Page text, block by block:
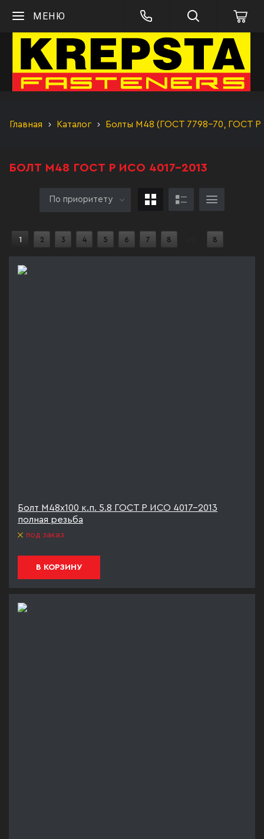
МЕНЮ
Главная Каталог Болты М48 (ГОСТ 7798-70, ГОСТ Р
БОЛТ М48 ГОСТ Р ИСО 4017-2013
По приоритету
1 2 3 4 5 6 7 8 8
Болт М48х100 к.п. 5.8 ГОСТ Р ИСО 4017-2013
полная резьба
под заказ
В КОРЗИНУ